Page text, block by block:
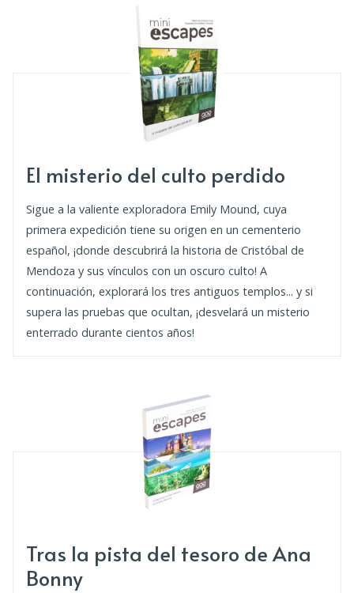
El misterio del culto perdido
Sigue a la valiente exploradora Emily Mound, cuya
primera expedición tiene su origen en un cementerio
español, ¡donde descubrirá la historia de Cristóbal de
Mendoza y sus vínculos con un oscuro culto! A
continuación, explorará los tres antiguos templos... y si
supera las pruebas que ocultan, ¡desvelará un misterio
enterrado durante cientos años!
Tras la pista del tesoro de Ana
Bonny